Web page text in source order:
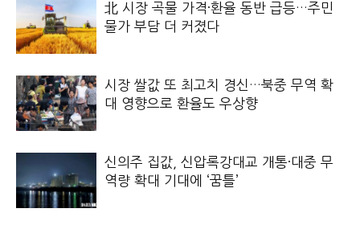
北 시장 곡물 가격·환율 동반 급등…주민
물가 부담 더 커졌다
시장 쌀값 또 최고치 경신…북중 무역 확
대 영향으로 환율도 우상향
신의주 집값, 신압록강대교 개통·대중 무
역량 확대 기대에 ‘꿈틀’